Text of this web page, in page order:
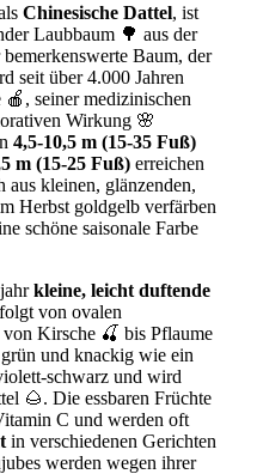
Chinesische Dattel, ist
Laubbaum 🌳 aus der
Baum, der
über 4.000 Jahren
seiner medizinischen
Wirkung 🌸
4,5-10,5 m (15-35 Fuß)
m (15-25 Fuß) erreichen
aus kleinen, glänzenden,
Herbst goldgelb verfärben
schöne saisonale Farbe
kleine, leicht duftende
von ovalen
Kirsche 🍒 bis Pflaume
und knackig wie ein
schwarz und wird
🌰. Die essbaren Früchte
C und werden oft
in verschiedenen Gerichten
werden wegen ihrer